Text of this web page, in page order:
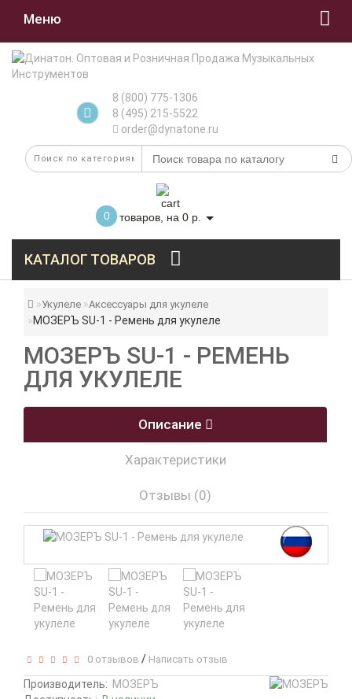
Меню
8 (800) 775-1306
8 (495) 215-5522
order@dynatone.ru
0 товаров, на 0 р.
КАТАЛОГ ТОВАРОВ
Укулеле Аксессуары для укулеле
МОЗЕРЪ SU-1 - Ремень для укулеле
МОЗЕРЪ SU-1 - РЕМЕНЬ
ДЛЯ УКУЛЕЛЕ
Описание
Характеристики
Отзывы (0)
0 отзывов / Написать отзыв
Производитель: МОЗЕРЪ